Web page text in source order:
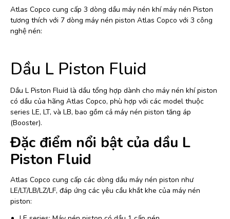
Atlas Copco cung cấp 3 dòng dầu máy nén khí máy nén Piston
tương thích với 7 dòng máy nén piston Atlas Copco với 3 công
nghệ nén:
Dầu L Piston Fluid
Dầu L Piston Fluid là dầu tổng hợp dành cho máy nén khí piston
có dầu của hãng Atlas Copco, phù hợp với các model thuộc
series LE, LT, và LB, bao gồm cả máy nén piston tăng áp
(Booster).
Đặc điểm nổi bật của dầu L
Piston Fluid
Atlas Copco cung cấp các dòng dầu máy nén piston như
LE/LT/LB/LZ/LF, đáp ứng các yêu cầu khắt khe của máy nén
piston: